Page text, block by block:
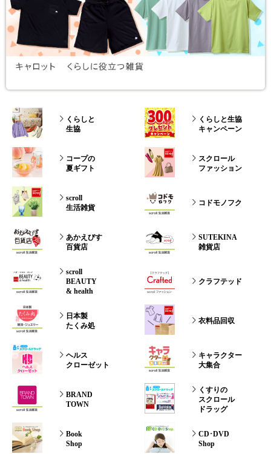
くらしと
生協
くらしと生協
キャンペーン
コープの
夏ギフト
スクロール
ファッション
scroll
生活雑貨
コドモノフク
あかえびす
百貨店
SUTEKINA
雑貨店
scroll
BEAUTY
& health
クラフテッド
日本製
たくみ処
衣料品回収
ヘルス
クローゼット
キャラクター
大集合
BRAND
TOWN
くすりの
スクロール
ドラッグ
Book
Shop
CD･DVD
Shop